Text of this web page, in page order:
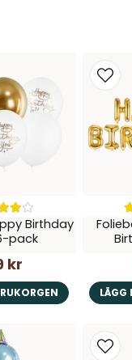
Birthday
pack
kr
LÄGG